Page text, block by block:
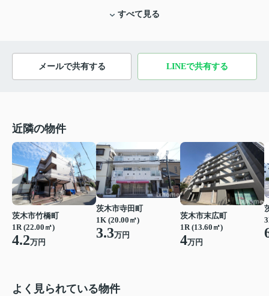
すべて見る
メールで共有する LINEで共有する
近隣の物件
茨木市竹橋町
1R (22.00㎡)
4.2万円
茨木市寺田町
1K (20.00㎡)
3.3万円
茨木市末広町
1R (13.60㎡)
4万円
よく見られている物件